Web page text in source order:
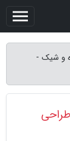
و شیک -
طراحی